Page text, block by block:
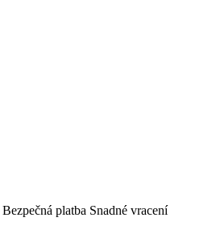
Bezpečná platba Snadné vracení